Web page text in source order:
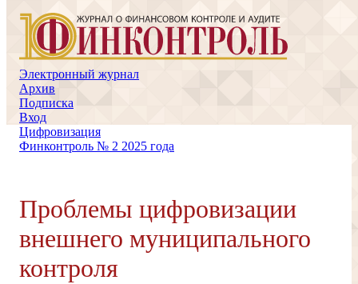
Электронный журнал
Архив
Подписка
Вход
Цифровизация
Финконтроль № 2 2025 года
Проблемы цифровизации
внешнего муниципального
контроля